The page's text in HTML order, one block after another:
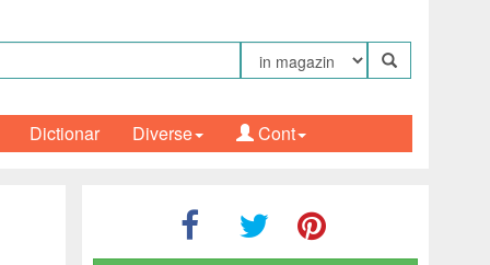
Dictionar Cont
Diverse